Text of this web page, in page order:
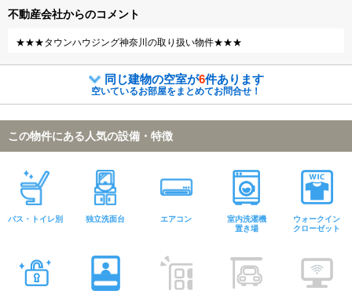
不動産会社からのコメント
★★★タウンハウジング神奈川の取り扱い物件★★★
同じ建物の空室が6件あります
空いているお部屋をまとめてお問合せ！
この物件にある人気の設備・特徴
バス・トイレ別 独立洗面台 エアコン
室内洗濯機
置き場
ウォークイン
クローゼット